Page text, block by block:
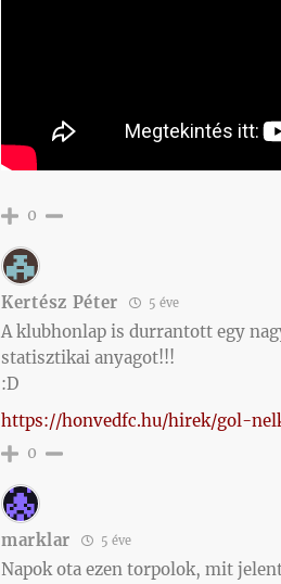
0
Kertész Péter 5 éve
A klubhonlap is durrantott egy
statisztikai anyagot!!!
:D
https://honvedfc.hu/hirek/gol-
0
marklar 5 éve
Napok ota ezen torpolok, mit